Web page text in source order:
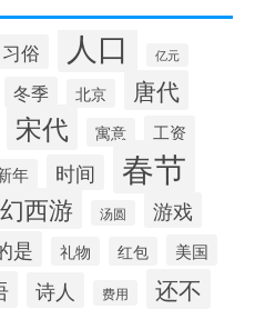
习俗 人口 亿元
冬季 北京 唐代
宋代 寓意 工资
年 时间 春节
西游 汤圆 游戏
是 礼物 红包 美国
诗人 费用 还不